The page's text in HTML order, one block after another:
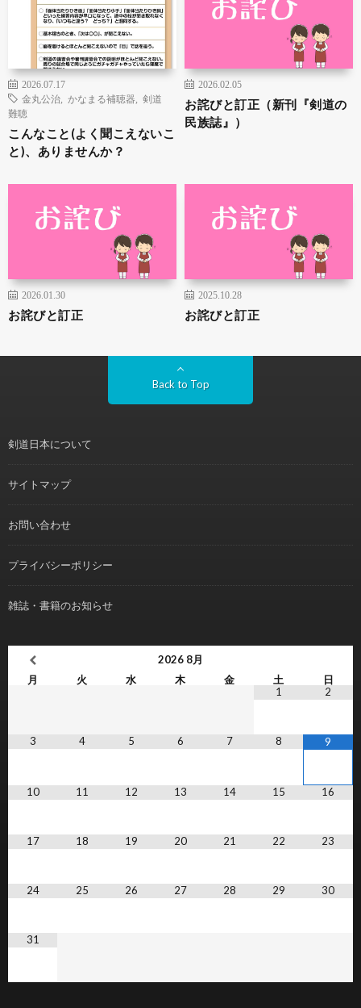
2026.07.17
金丸公治
かなまる補聴器
剣道
難聴
こんなこと(よく聞こえないこ
と)、ありませんか？
2026.02.05
お詫びと訂正（新刊『剣道の
民族誌』）
2026.01.30
お詫びと訂正
2025.10.28
お詫びと訂正
Back to Top
剣道日本について
サイトマップ
お問い合わせ
プライバシーポリシー
雑誌・書籍のお知らせ
2026 8月
月
火 水 木 金 土
日
1
2
3 4 5 6 7 8 9
10 11 12 13 14 15 16
17 18 19 20 21 22 23
24 25 26 27 28 29 30
31